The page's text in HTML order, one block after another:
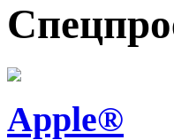
Apple®